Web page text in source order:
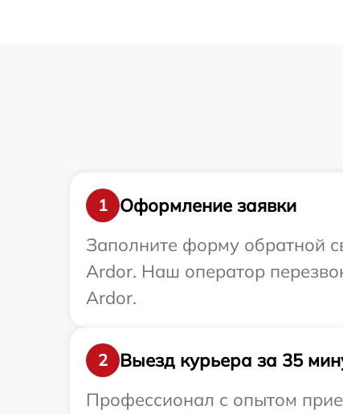
1
Оформление заявки
Заполните форму обратной
Ardor. Наш оператор
Ardor.
2
Выезд курьера за 35
Профессионал с опытом